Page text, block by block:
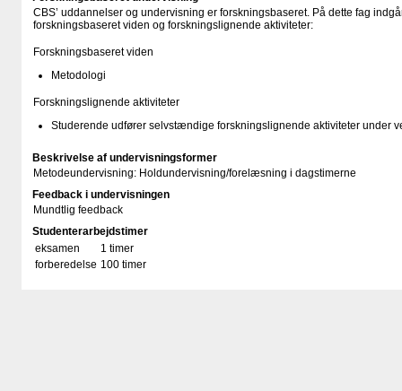
CBS’ uddannelser og undervisning er forskningsbaseret. På dette fag
forskningsbaseret viden og forskningslignende aktiviteter:
Forskningsbaseret viden
Metodologi
Forskningslignende aktiviteter
Studerende udfører selvstændige forskningslignende aktiviteter under
Beskrivelse af undervisningsformer
Metodeundervisning: Holdundervisning/​forelæsning i dagstimerne
Feedback i undervisningen
Mundtlig feedback
Studenterarbejdstimer
eksamen
1 timer
forberedelse 100 timer